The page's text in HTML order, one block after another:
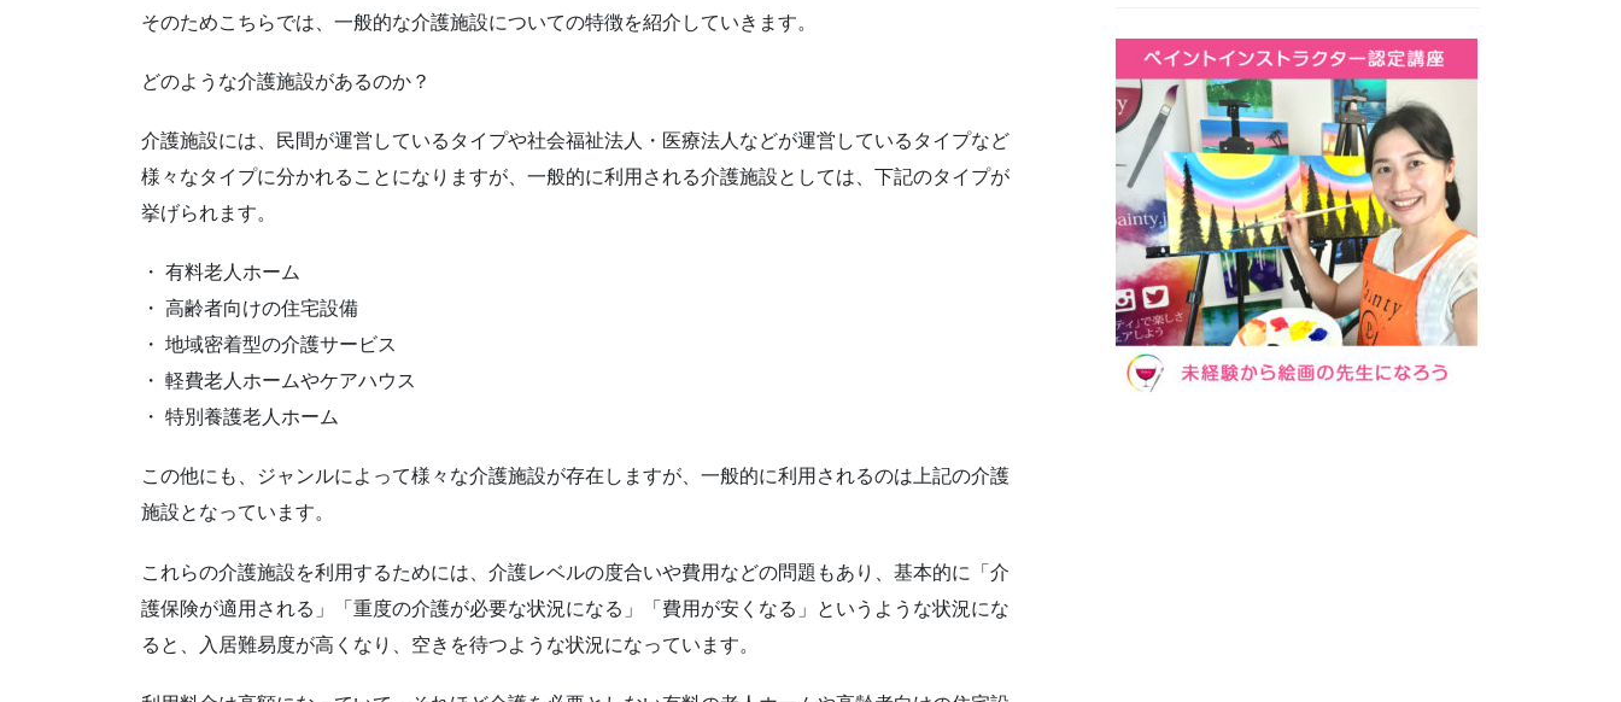
そのためこちらでは、一般的な介護施設についての特徴を紹介していきます。
どのような介護施設があるのか？
介護施設には、民間が運営しているタイプや社会福祉法人・医療法人などが運営しているタイプなど
様々なタイプに分かれることになりますが、一般的に利用される介護施設としては、下記のタイプが
挙げられます。
・ 有料老人ホーム
・ 高齢者向けの住宅設備
・ 地域密着型の介護サービス
・ 軽費老人ホームやケアハウス
・ 特別養護老人ホーム
この他にも、ジャンルによって様々な介護施設が存在しますが、一般的に利用されるのは上記の介護
施設となっています。
これらの介護施設を利用するためには、介護レベルの度合いや費用などの問題もあり、基本的に「介
護保険が適用される」「重度の介護が必要な状況になる」「費用が安くなる」というような状況にな
ると、入居難易度が高くなり、空きを待つような状況になっています。